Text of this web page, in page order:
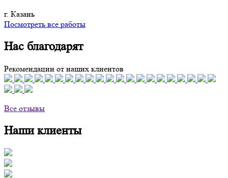
г. Казань
Посмотреть все работы
Нас благодарят
Рекомендации от наших клиентов
Все отзывы
Наши клиенты